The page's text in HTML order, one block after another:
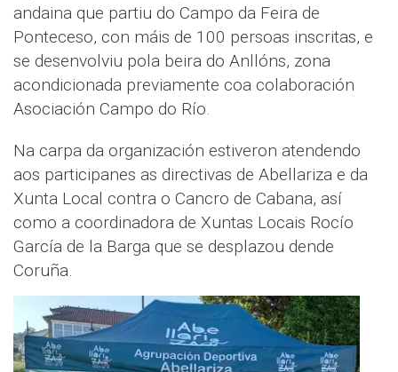
andaina que partiu do Campo da Feira de
Ponteceso, con máis de 100 persoas inscritas, e
se desenvolviu pola beira do Anllóns, zona
acondicionada previamente coa colaboración
Asociación Campo do Río.
Na carpa da organización estiveron atendendo
aos participanes as directivas de Abellariza e da
Xunta Local contra o Cancro de Cabana, así
como a coordinadora de Xuntas Locais Rocío
García de la Barga que se desplazou dende
Coruña.